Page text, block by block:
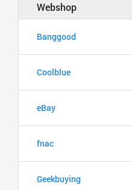
Webshop
Banggood
Coolblue
eBay
fnac
Geekbuying